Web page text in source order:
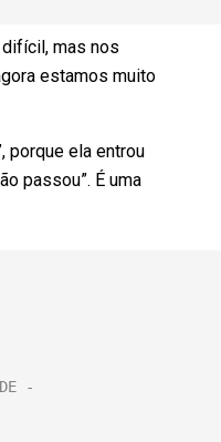
mas nos
estamos muito
porque ela entrou
passou”. É uma